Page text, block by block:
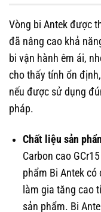
Vòng bi Antek được
đã nâng cao khả
bi vận hành êm ái,
cho thấy tính ổn
nếu được sử dụng
pháp.
Chất liệu sản
Carbon cao
phẩm Bi Antek
làm gia tăng cao
sản phẩm. Bi